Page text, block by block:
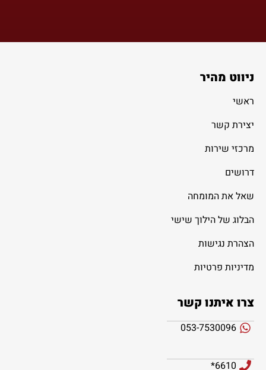
ניווט מהיר
ראשי
יצירת קשר
מרכזי שירות
דרושים
שאל את המומחה
הבלוג של הילוך שישי
הצהרת נגישות
מדיניות פרטיות
צרו איתנו קשר
053-7530096
6610*